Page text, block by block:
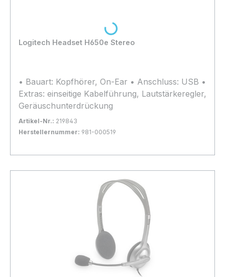
Logitech Headset H650e Stereo
• Bauart: Kopfhörer, On-Ear • Anschluss: USB •
Extras: einseitige Kabelführung, Lautstärkeregler,
Geräuschunterdrückung
Artikel-Nr.: 219843
Herstellernummer: 981-000519
In den Warenkorb
Loading...